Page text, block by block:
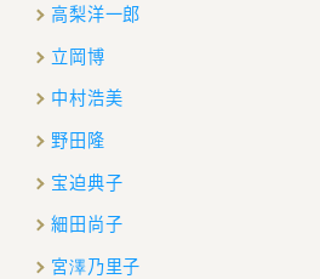
高梨洋一郎
立岡博
中村浩美
野田隆
宝迫典子
細田尚子
宮澤乃里子